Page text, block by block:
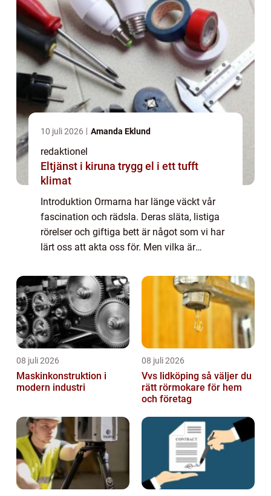
10 juli 2026 Amanda Eklund
redaktionel
Eltjänst i kiruna trygg el i ett tufft
klimat
Introduktion Ormarna har länge väckt vår
fascination och rädsla. Deras släta, listiga
rörelser och giftiga bett är något som vi har
lärt oss att akta oss för. Men vilka är
denna artikel kommer vi att ge en grun...
08 juli 2026
Maskinkonstruktion i
modern industri
08 juli 2026
Vvs lidköping så väljer du
rätt rörmokare för hem
och företag